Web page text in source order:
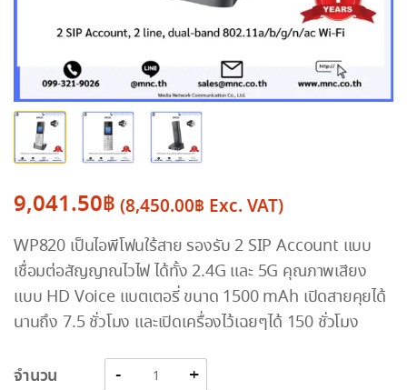
9,041.50฿ (8,450.00฿ Exc. VAT)
WP820 เป็นไอพีโฟนใร้สาย รองรับ 2 SIP Account แบบ
เชื่อมต่อสัญญาณไวไฟ ได้ทั้ง 2.4G และ 5G คุณภาพเสียง
แบบ HD Voice แบตเตอรี่ ขนาด 1500 mAh เปิดสายคุยได้
นานถึง 7.5 ชั่วโมง และเปิดเครื่องไว้เฉยๆได้ 150 ชั่วโมง
จำนวน